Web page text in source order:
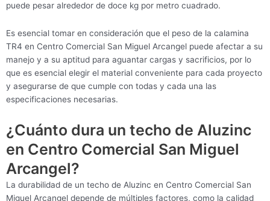
puede pesar alrededor de doce kg por metro cuadrado.
Es esencial tomar en consideración que el peso de la calamina
TR4 en Centro Comercial San Miguel Arcangel puede afectar a su
manejo y a su aptitud para aguantar cargas y sacrificios, por lo
que es esencial elegir el material conveniente para cada proyecto
y asegurarse de que cumple con todas y cada una las
especificaciones necesarias.
¿Cuánto dura un techo de Aluzinc
en Centro Comercial San Miguel
Arcangel?
La durabilidad de un techo de Aluzinc en Centro Comercial San
Miguel Arcangel depende de múltiples factores, como la calidad